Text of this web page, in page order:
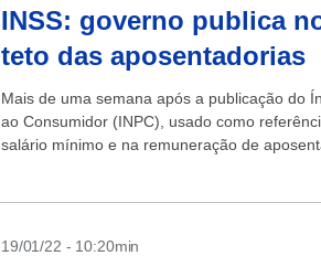
INSS: governo publica
teto das aposentadorias
Mais de uma semana após a publicação do
ao Consumidor (INPC), usado como
salário mínimo e na remuneração de
19/01/22 - 10:20min